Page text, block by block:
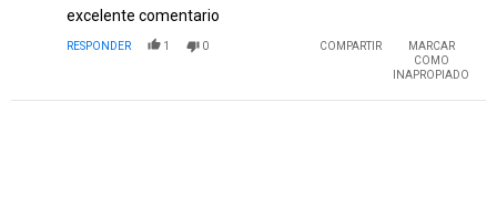
excelente comentario
RESPONDER 1 0 COMPARTIR
MARCAR
COMO
INAPROPIADO